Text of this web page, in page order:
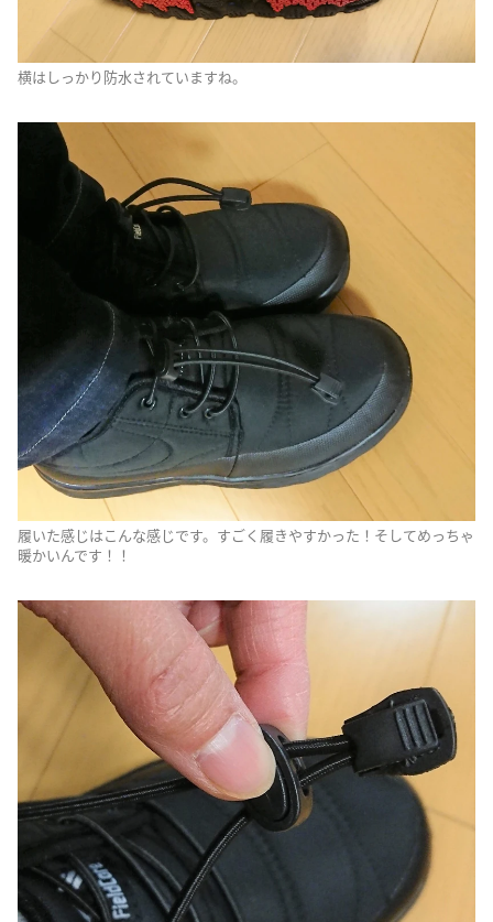
横はしっかり防水されていますね。
履いた感じはこんな感じです。すごく履きやすかった！そしてめっちゃ
暖かいんです！！